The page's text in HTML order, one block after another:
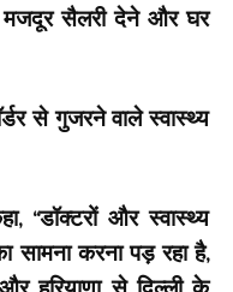
मजदूर सैलरी देने और घर
से गुजरने वाले स्वास्थ्य
“डॉक्टरों और स्वास्थ्य
सामना करना पड़ रहा है,